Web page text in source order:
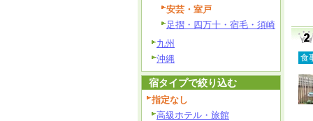
食
安芸・室戸
足摺・四万十・宿毛・須崎
九州
沖縄
宿タイプで絞り込む
指定なし
高級ホテル・旅館